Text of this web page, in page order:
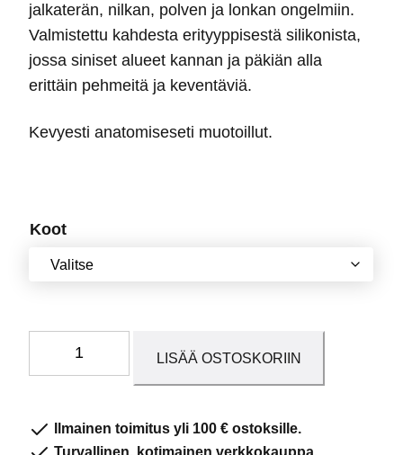
jalkaterän, nilkan, polven ja lonkan ongelmiin.
Valmistettu kahdesta erityyppisestä silikonista,
jossa siniset alueet kannan ja päkiän alla
erittäin pehmeitä ja keventäviä.
Kevyesti anatomiseseti muotoillut.
Koot
LISÄÄ OSTOSKORIIN
Ilmainen toimitus yli 100 € ostoksille.
Turvallinen, kotimainen verkkokauppa.